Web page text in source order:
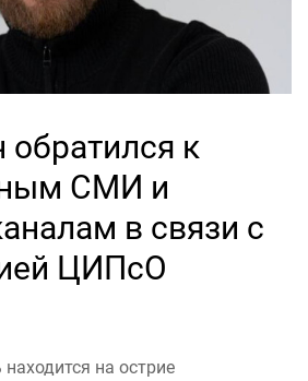
к
СМИ и
в связи с
ЦИПсО
на острие